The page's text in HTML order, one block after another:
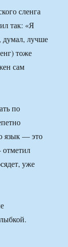
сленга
так: «Я
думал, лучше
тоже
сам
по
язык — это
уже